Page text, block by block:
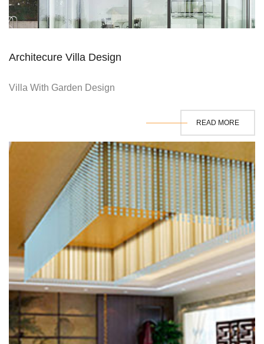
Architecure Villa Design
Villa With Garden Design
READ MORE